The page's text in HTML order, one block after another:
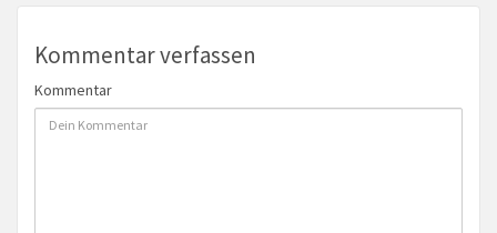
Kommentar verfassen
Kommentar